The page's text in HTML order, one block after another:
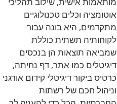
אוטומציה וכלים טכנולוגיים
מתקדמים, היא בונה עבור
לקוחותיה תשתית כוללת
שמביאה תוצאות הן בנכסים
דיגיטלים כמו אתר, דף נחיתה,
כרטיס ביקור דיגיטלי קידום אורגני
וניהול חכם של רשתות